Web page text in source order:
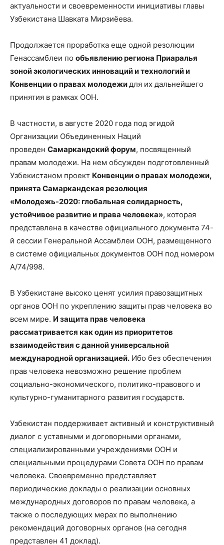
актуальности и своевременности инициативы главы
Узбекистана Шавката Мирзиёева.
Продолжается проработка еще одной резолюции
Генассамблеи по объявлению региона Приаралья
зоной экологических инноваций и технологий и
Конвенции о правах молодежидля их дальнейшего
принятия в рамках ООН.
В частности, в августе 2020 года под эгидой
Организации Объединенных Наций
проведен Самаркандский форум, посвященный
правам молодежи. На нем обсужден подготовленный
Узбекистаном проект Конвенции о правах молодежи,
принята Самаркандская резолюция
«Молодежь-2020: глобальная солидарность,
устойчивое развитие и права человека», которая
представлена в качестве официального документа 74-
й сессии Генеральной Ассамблеи ООН, размещенного
в системе официальных документов ООН под номером
А/74/998.
В Узбекистане высоко ценят усилия правозащитных
органов ООН по укреплению защиты прав человека во
всем мире. И защита прав человека
рассматривается как один из приоритетов
взаимодействия с данной универсальной
международной организацией. Ибо без обеспечения
прав человека невозможно решение проблем
социально-экономического, политико-правового и
культурно-гуманитарного развития государств.
Узбекистан поддерживает активный и конструктивный
диалог с уставными и договорными органами,
специализированными учреждениями ООН и
специальными процедурами Совета ООН по правам
человека. Своевременно представляет
периодические доклады о реализации основных
международных договоров по правам человека, а
также о последующих мерах по выполнению
рекомендаций договорных органов (на сегодня
представлен 41 доклад).